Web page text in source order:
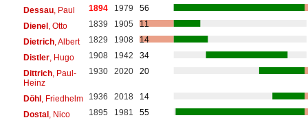
Dessau, Paul 1894 1979
56
Dienel , Otto 1839 1905
11
Dietrich, Albert 1829 1908
14
Distler, Hugo 1908 1942
34
Dittrich, Paul-
Heinz
1930 2020 20
Döhl , Friedhelm 1936 2018
14
Dostal , Nico 1895 1981
55